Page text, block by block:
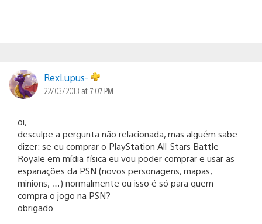
RexLupus-
22/03/2013 at 7:07 PM
oi,
desculpe a pergunta não relacionada, mas alguém sabe
dizer: se eu comprar o PlayStation All-Stars Battle
Royale em mídia física eu vou poder comprar e usar as
espanações da PSN (novos personagens, mapas,
minions, …) normalmente ou isso é só para quem
compra o jogo na PSN?
obrigado.